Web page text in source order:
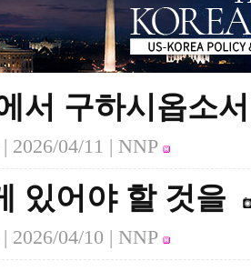
서 구하시옵소서
2026/04/11 | NNP
있어야 할 것을
2026/04/10 | NNP